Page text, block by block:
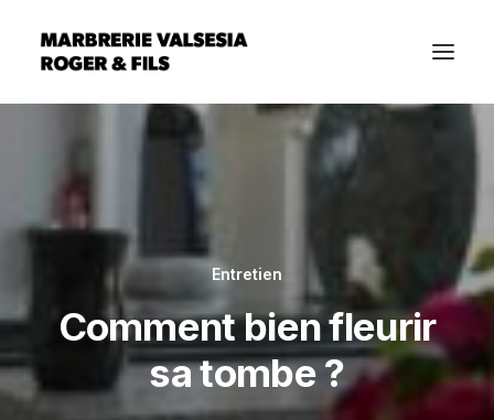
Entretien
Comment bien fleurir
sa tombe ?